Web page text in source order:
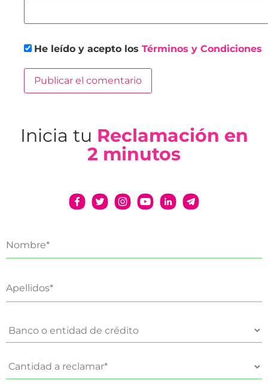
He leído y acepto los Términos y Condiciones
Inicia tu Reclamación en
2 minutos